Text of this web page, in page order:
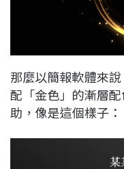
那麼以簡報軟體來
配「金色」的漸層
助，像是這個樣子：